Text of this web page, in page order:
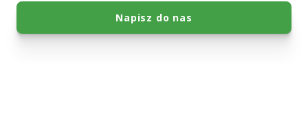
Napisz do nas